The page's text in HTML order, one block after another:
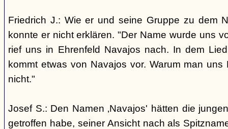
Friedrich J.: Wie er und seine Gruppe zu dem
konnte er nicht erklären. "Der Name wurde uns
rief uns in Ehrenfeld Navajos nach. In dem
kommt etwas von Navajos vor. Warum man
nicht."
Josef S.: Den Namen ‚Navajos' hätten die
getroffen habe, seiner Ansicht nach als